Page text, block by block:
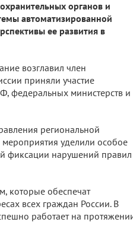
органов и
автоматизированной
ее развития в
возглавил член
приняли участие
федеральных министерств и
региональной
уделили особое
фиксации нарушений правил
которые обеспечат
всех граждан России. В
работает на